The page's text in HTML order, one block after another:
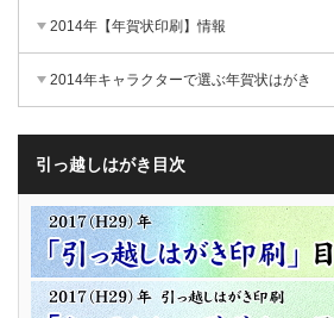
2014年【年賀状印刷】情報
2014年キャラクターで選ぶ年賀状はがき
引っ越しはがき目次